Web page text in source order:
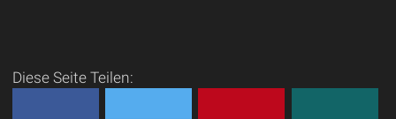
Diese Seite Teilen: